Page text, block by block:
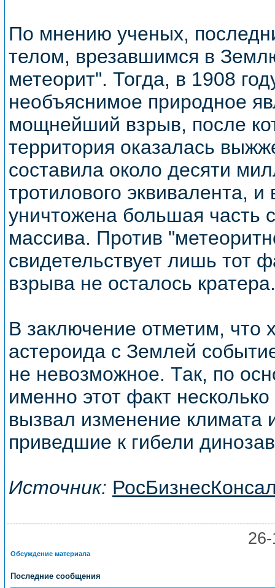
По мнению ученых,
телом, врезавшимся в
метеорит". Тогда, в 1908
необъяснимое природное
мощнейший взрыв, после
территория оказалась
составила около десяти
тротилового эквивалента, и
уничтожена большая часть
массива. Против
свидетельствует лишь тот
взрыва не осталось кратера.
В заключение отметим, что
астероида с Землей
не невозможное. Так, по
именно этот факт
вызвал изменение климата
приведшие к гибели
Источник:
Обсуждение материала
Последние сообщения